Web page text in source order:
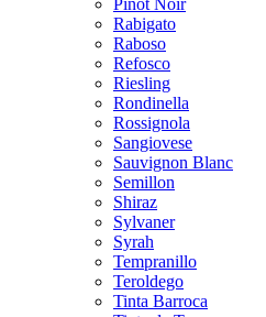
Pinot Noir
Rabigato
Raboso
Refosco
Riesling
Rondinella
Rossignola
Sangiovese
Sauvignon Blanc
Semillon
Shiraz
Sylvaner
Syrah
Tempranillo
Teroldego
Tinta Barroca